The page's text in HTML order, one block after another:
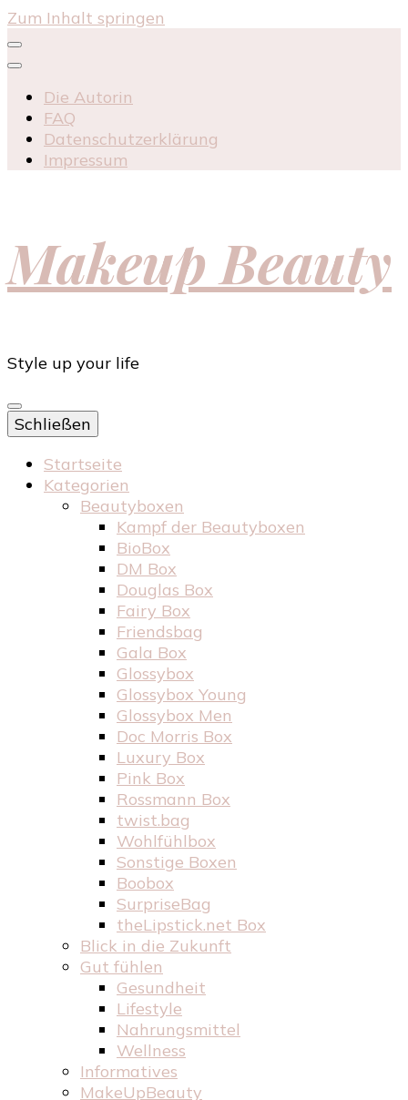
Zum Inhalt springen
Die Autorin
FAQ
Datenschutzerklärung
Impressum
Makeup Beauty
Style up your life
Schließen
Startseite
Kategorien
Beautyboxen
Kampf der Beautyboxen
BioBox
DM Box
Douglas Box
Fairy Box
Friendsbag
Gala Box
Glossybox
Glossybox Young
Glossybox Men
Doc Morris Box
Luxury Box
Pink Box
Rossmann Box
twist.bag
Wohlfühlbox
Sonstige Boxen
Boobox
SurpriseBag
theLipstick.net Box
Blick in die Zukunft
Gut fühlen
Gesundheit
Lifestyle
Nahrungsmittel
Wellness
Informatives
MakeUpBeauty